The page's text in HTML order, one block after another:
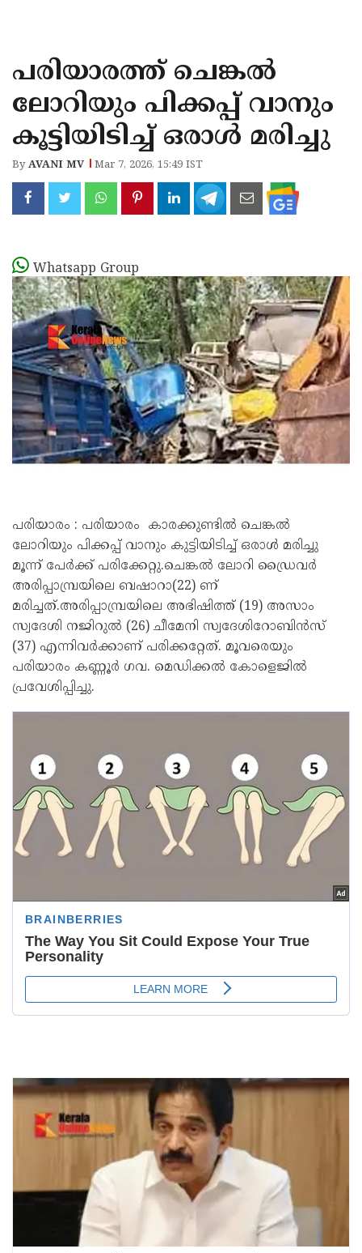
KANNUR
KASARAGOD
പരിയാരത്ത് ചെങ്കൽ
ലോറിയും പിക്കപ്പ് വാനും
കൂട്ടിയിടിച്ച് ഒരാൾ മരിച്ചു
ByAVANI MV Mar 7, 2026, 15:49 IST
Whatsapp Group
പരിയാരം : പരിയാരം കാരക്കുണ്ടിൽ ചെങ്കൽ
ലോറിയും പിക്കപ്പ് വാനും കുട്ടിയിടിച്ച് ഒരാൾ മരിച്ചു
മൂന്ന് പേർക്ക് പരിക്കേറ്റു.ചെങ്കൽ ലോറി ഡ്രൈവർ
അരിപ്പാമ്പ്രയിലെ ബഷാറാ(22) ണ്
മരിച്ചത്.അരിപ്പാമ്പ്രയിലെ അഭിഷിത്ത് (19) അസാം
സ്വദേശി നജിറുൽ (26) ചീമേനി സ്വദേശിറോബിൻസ്
(37) എന്നിവർക്കാണ് പരിക്കറ്റേത്. മൂവരെയും
പരിയാരം കണ്ണൂർ ഗവ. മെഡിക്കൽ കോളെജിൽ
പ്രവേശിപ്പിച്ചു.